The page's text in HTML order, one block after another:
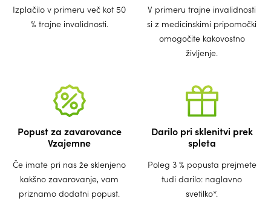
Izplačilo v primeru več kot 50
% trajne invalidnosti.
V primeru trajne invalidnosti
si z medicinskimi pripomočki
omogočite kakovostno
življenje.
Popust za zavarovance
Vzajemne
Če imate pri nas že sklenjeno
kakšno zavarovanje, vam
priznamo dodatni popust.
Darilo pri sklenitvi prek
spleta
Poleg 3 % popusta prejmete
tudi darilo: naglavno
svetilko*.